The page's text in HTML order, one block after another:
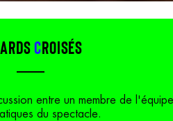
croisés
entre un membre de
du spectacle.